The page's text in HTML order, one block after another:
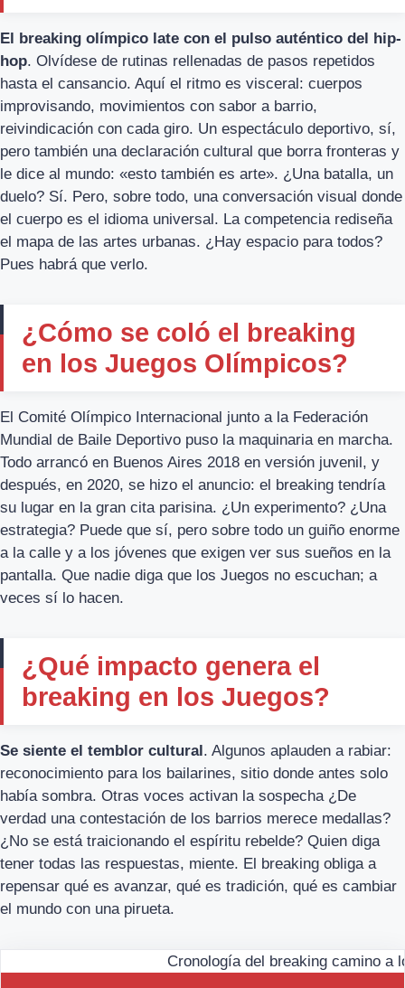
El breaking olímpico late con el pulso auténtico del hip-
hop. Olvídese de rutinas rellenadas de pasos repetidos
hasta el cansancio. Aquí el ritmo es visceral: cuerpos
improvisando, movimientos con sabor a barrio,
reivindicación con cada giro. Un espectáculo deportivo, sí,
pero también una declaración cultural que borra fronteras y
le dice al mundo: «esto también es arte». ¿Una batalla, un
duelo? Sí. Pero, sobre todo, una conversación visual donde
el cuerpo es el idioma universal. La competencia rediseña
el mapa de las artes urbanas. ¿Hay espacio para todos?
Pues habrá que verlo.
¿Cómo se coló el breaking
en los Juegos Olímpicos?
El Comité Olímpico Internacional junto a la Federación
Mundial de Baile Deportivo puso la maquinaria en marcha.
Todo arrancó en Buenos Aires 2018 en versión juvenil, y
después, en 2020, se hizo el anuncio: el breaking tendría
su lugar en la gran cita parisina. ¿Un experimento? ¿Una
estrategia? Puede que sí, pero sobre todo un guiño enorme
a la calle y a los jóvenes que exigen ver sus sueños en la
pantalla. Que nadie diga que los Juegos no escuchan; a
veces sí lo hacen.
¿Qué impacto genera el
breaking en los Juegos?
Se siente el temblor cultural. Algunos aplauden a rabiar:
reconocimiento para los bailarines, sitio donde antes solo
había sombra. Otras voces activan la sospecha ¿De
verdad una contestación de los barrios merece medallas?
¿No se está traicionando el espíritu rebelde? Quien diga
tener todas las respuestas, miente. El breaking obliga a
repensar qué es avanzar, qué es tradición, qué es cambiar
el mundo con una pirueta.
Cronología del breaking camino a